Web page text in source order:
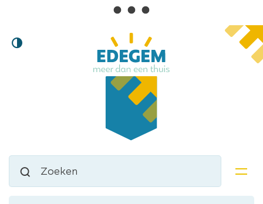
Naar
inhoud
Hoog
Lokaal
kunnenZoeken